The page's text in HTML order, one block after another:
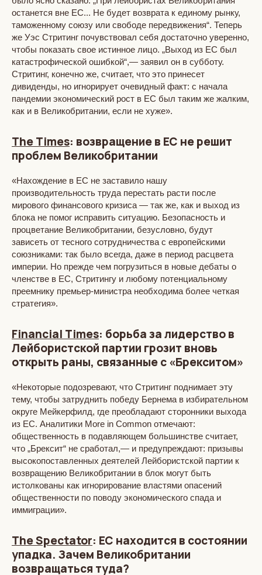
останется вне ЕС... Не будет возврата к единому рынку,
таможенному союзу или свободе передвижения“. Теперь
же Уэс Стритинг почувствовал себя достаточно уверенно,
чтобы показать свое истинное лицо. „Выход из ЕС был
катастрофической ошибкой“,— заявил он в субботу.
Стритинг, конечно же, считает, что это принесет
дивиденды, но игнорирует очевидный факт: с начала
пандемии экономический рост в ЕС был таким же жалким,
как и в Великобритании, если не хуже».
The Times: возвращение в ЕС не решит
проблем Великобритании
«Нахождение в ЕС не заставило нашу
производительность труда перестать расти после
мирового финансового кризиса — так же, как и выход из
блока не помог исправить ситуацию. Безопасность и
процветание Великобритании, безусловно, будут
зависеть от тесного сотрудничества с европейскими
союзниками: так было всегда, даже в период расцвета
империи. Но прежде чем погрузиться в новые дебаты о
членстве в ЕС, Стритингу и любому потенциальному
преемнику премьер-министра необходима более четкая
стратегия».
Financial Times: борьба за лидерство в
Лейбористской партии грозит вновь
открыть раны, связанные с «Брекситом»
«Некоторые подозревают, что Стритинг поднимает эту
тему, чтобы затруднить победу Бернема в избирательном
округе Мейкерфилд, где преобладают сторонники выхода
из ЕС. Аналитики More in Common отмечают:
общественность в подавляющем большинстве считает,
что „Брексит“ не сработал,— и предупреждают: призывы
высокопоставленных деятелей Лейбористской партии к
возвращению Великобритании в блок могут быть
истолкованы как игнорирование властями опасений
общественности по поводу экономического спада и
иммиграции».
The Spectator: ЕС находится в состоянии
упадка. Зачем Великобритании
возвращаться туда?